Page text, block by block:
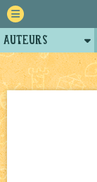
Auteurs
Retour
Forum
Projets
Tutoriels